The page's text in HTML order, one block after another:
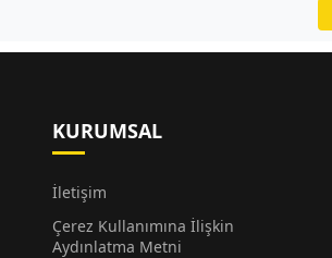
KURUMSAL
İletişim
Çerez Kullanımına İlişkin
Aydınlatma Metni